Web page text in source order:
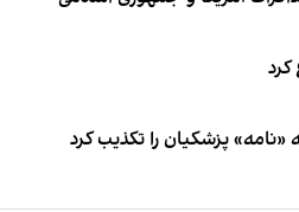
کرد
پزشکیان را تکذیب کرد